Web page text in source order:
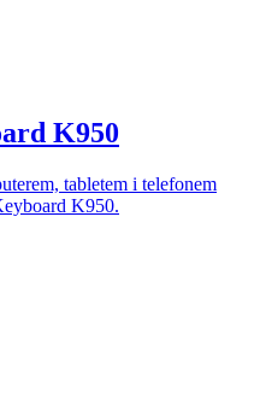
K950
tabletem i telefonem
K950.